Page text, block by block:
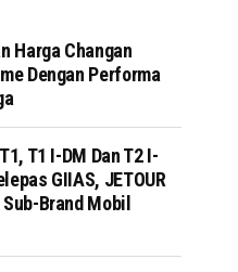
Harga Changan
Dengan Performa
T1 I-DM Dan T2 I-
GIIAS, JETOUR
Brand Mobil